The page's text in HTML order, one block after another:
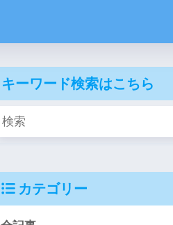
キーワード検索はこちら
カテゴリー